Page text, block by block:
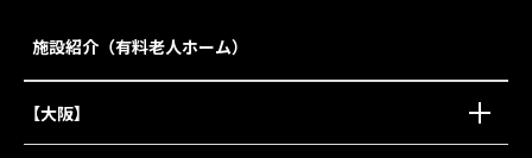
施設紹介（有料老人ホーム）
【大阪】